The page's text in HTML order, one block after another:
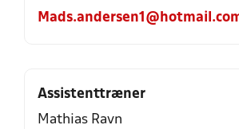
Assistenttræner
Mathias Ravn